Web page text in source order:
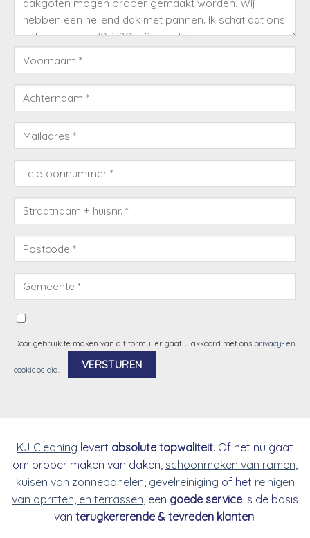
Door gebruik te maken van dit formulier gaat u akkoord met ons privacy- en
cookiebeleid.
KJ Cleaning levert absolute topwaliteit. Of het nu gaat
om proper maken van daken, schoonmaken van ramen
kuisen van zonnepanelen gevelreiniging of het reinigen
van opritten, en terrassen , een goede serviceis de basis
van terugkererende & tevreden klanten!